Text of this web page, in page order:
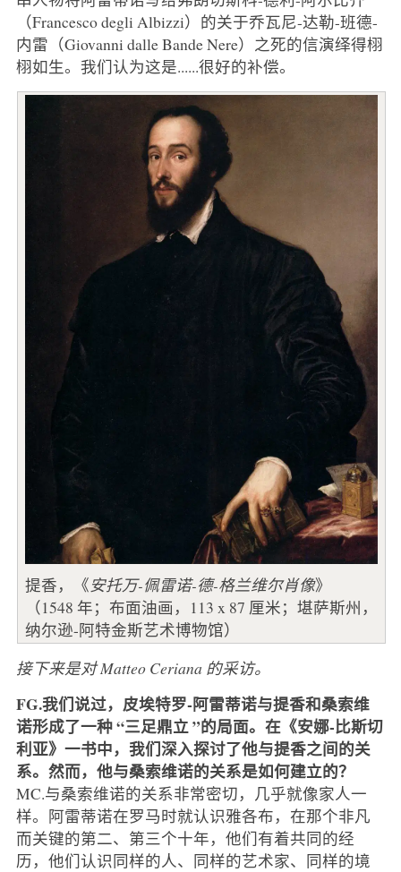
（Francesco degli Albizzi）的关于乔瓦尼-达勒-班德-
内雷（Giovanni dalle Bande Nere）之死的信演绎得栩
栩如生。我们认为这是......很好的补偿。
提香，《安托万-佩雷诺-德-格兰维尔肖像》
（1548 年；布面油画，113 x 87 厘米；堪萨斯州，
纳尔逊-阿特金斯艺术博物馆）
接下来是对 Matteo Ceriana 的采访。
FG.我们说过，皮埃特罗-阿雷蒂诺与提香和桑索维
诺形成了一种 “三足鼎立 ”的局面。在《安娜-比斯切
利亚》一书中，我们深入探讨了他与提香之间的关
系。然而，他与桑索维诺的关系是如何建立的？
MC.与桑索维诺的关系非常密切，几乎就像家人一
样。阿雷蒂诺在罗马时就认识雅各布，在那个非凡
而关键的第二、第三个十年，他们有着共同的经
历，他们认识同样的人、同样的艺术家、同样的境